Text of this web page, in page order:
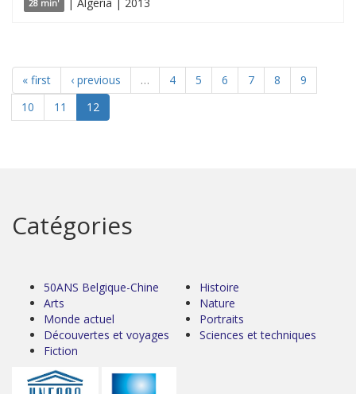
28 min'
« first ‹ previous … 4 5 6 7 8
9
10
11 12
Catégories
50ANS Belgique-Chine
Arts
Monde actuel
Découvertes et voyages
Fiction
Histoire
Nature
Portraits
Sciences et techniques